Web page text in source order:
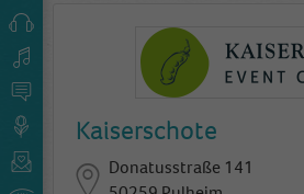
Kaiserschote
Donatusstraße 141